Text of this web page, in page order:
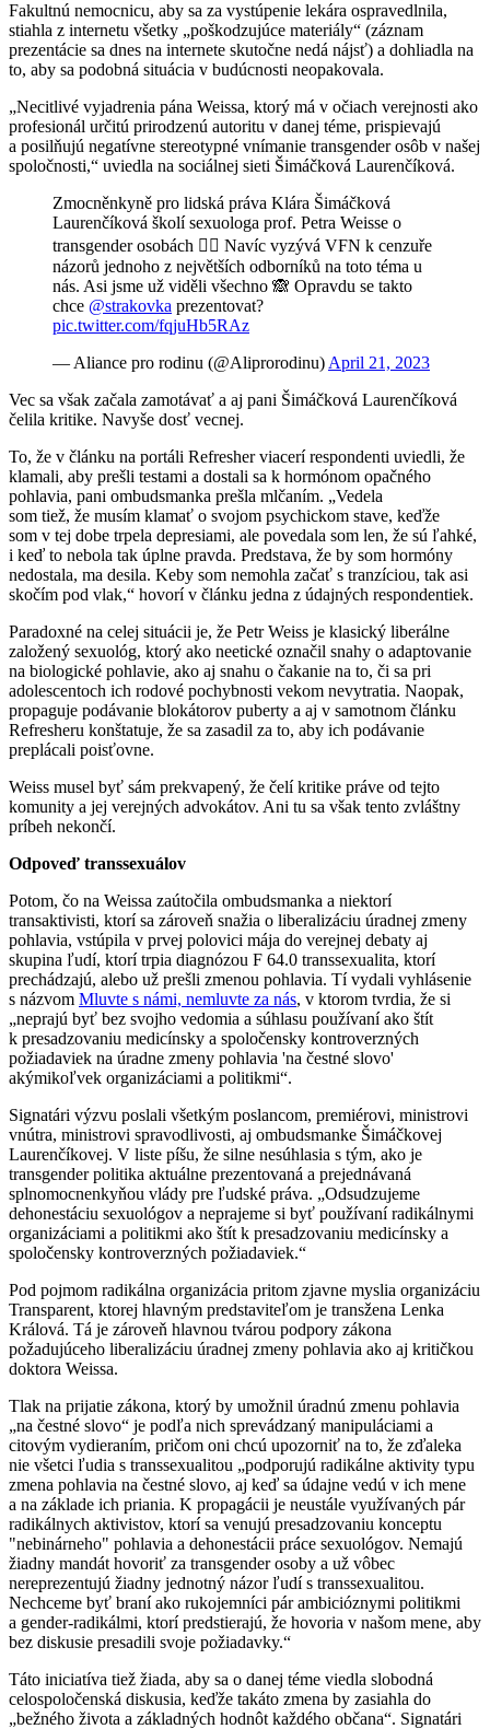
Fakultnú nemocnicu, aby sa za vystúpenie lekára ospravedlnila,
stiahla z internetu všetky „poškodzujúce materiály“ (záznam
prezentácie sa dnes na internete skutočne nedá nájsť) a dohliadla na
to, aby sa podobná situácia v budúcnosti neopakovala.
„Necitlivé vyjadrenia pána Weissa, ktorý má v očiach verejnosti ako
profesionál určitú prirodzenú autoritu v danej téme, prispievajú
a posilňujú negatívne stereotypné vnímanie transgender osôb v našej
spoločnosti,“ uviedla na sociálnej sieti Šimáčková Laurenčíková.
Zmocněnkyně pro lidská práva Klára Šimáčková
Laurenčíková školí sexuologa prof. Petra Weisse o
transgender osobách 🤷‍♂️ Navíc vyzývá VFN k cenzuře
názorů jednoho z největších odborníků na toto téma u
nás. Asi jsme už viděli všechno 🙈 Opravdu se takto
chce @strakovka prezentovat?
pic.twitter.com/fqjuHb5RAz
— Aliance pro rodinu (@Aliprorodinu) April 21, 2023
Vec sa však začala zamotávať a aj pani Šimáčková Laurenčíková
čelila kritike. Navyše dosť vecnej.
To, že v článku na portáli Refresher viacerí respondenti uviedli, že
klamali, aby prešli testami a dostali sa k hormónom opačného
pohlavia, pani ombudsmanka prešla mlčaním. „Vedela
som tiež, že musím klamať o svojom psychickom stave, keďže
som v tej dobe trpela depresiami, ale povedala som len, že sú ľahké,
i keď to nebola tak úplne pravda. Predstava, že by som hormóny
nedostala, ma desila. Keby som nemohla začať s tranzíciou, tak asi
skočím pod vlak,“ hovorí v článku jedna z údajných respondentiek.
Paradoxné na celej situácii je, že Petr Weiss je klasický liberálne
založený sexuológ, ktorý ako neetické označil snahy o adaptovanie
na biologické pohlavie, ako aj snahu o čakanie na to, či sa pri
adolescentoch ich rodové pochybnosti vekom nevytratia. Naopak,
propaguje podávanie blokátorov puberty a aj v samotnom článku
Refresheru konštatuje, že sa zasadil za to, aby ich podávanie
preplácali poisťovne.
Weiss musel byť sám prekvapený, že čelí kritike práve od tejto
komunity a jej verejných advokátov. Ani tu sa však tento zvláštny
príbeh nekončí.
Odpoveď transsexuálov
Potom, čo na Weissa zaútočila ombudsmanka a niektorí
transaktivisti, ktorí sa zároveň snažia o liberalizáciu úradnej zmeny
pohlavia, vstúpila v prvej polovici mája do verejnej debaty aj
skupina ľudí, ktorí trpia diagnózou F 64.0 transsexualita, ktorí
prechádzajú, alebo už prešli zmenou pohlavia. Tí vydali vyhlásenie
s názvom Mluvte s námi, nemluvte za nás, v ktorom tvrdia, že si
„neprajú byť bez svojho vedomia a súhlasu používaní ako štít
k presadzovaniu medicínsky a spoločensky kontroverzných
požiadaviek na úradne zmeny pohlavia 'na čestné slovo'
akýmikoľvek organizáciami a politikmi“.
Signatári výzvu poslali všetkým poslancom, premiérovi, ministrovi
vnútra, ministrovi spravodlivosti, aj ombudsmanke Šimáčkovej
Laurenčíkovej. V liste píšu, že silne nesúhlasia s tým, ako je
transgender politika aktuálne prezentovaná a prejednávaná
splnomocnenkyňou vlády pre ľudské práva. „Odsudzujeme
dehonestáciu sexuológov a neprajeme si byť používaní radikálnymi
organizáciami a politikmi ako štít k presadzovaniu medicínsky a
spoločensky kontroverzných požiadaviek.“
Pod pojmom radikálna organizácia pritom zjavne myslia organizáciu
Transparent, ktorej hlavným predstaviteľom je transžena Lenka
Králová. Tá je zároveň hlavnou tvárou podpory zákona
požadujúceho liberalizáciu úradnej zmeny pohlavia ako aj kritičkou
doktora Weissa.
Tlak na prijatie zákona, ktorý by umožnil úradnú zmenu pohlavia
„na čestné slovo“ je podľa nich sprevádzaný manipuláciami a
citovým vydieraním, pričom oni chcú upozorniť na to, že zďaleka
nie všetci ľudia s transsexualitou „podporujú radikálne aktivity typu
zmena pohlavia na čestné slovo, aj keď sa údajne vedú v ich mene
a na základe ich priania. K propagácii je neustále využívaných pár
radikálnych aktivistov, ktorí sa venujú presadzovaniu konceptu
"nebinárneho" pohlavia a dehonestácii práce sexuológov. Nemajú
žiadny mandát hovoriť za transgender osoby a už vôbec
nereprezentujú žiadny jednotný názor ľudí s transsexualitou.
Nechceme byť braní ako rukojemníci pár ambicióznymi politikmi
a gender-radikálmi, ktorí predstierajú, že hovoria v našom mene, aby
bez diskusie presadili svoje požiadavky.“
Táto iniciatíva tiež žiada, aby sa o danej téme viedla slobodná
celospoločenská diskusia, keďže takáto zmena by zasiahla do
„bežného života a základných hodnôt každého občana“. Signatári